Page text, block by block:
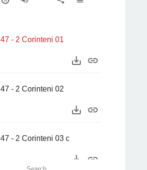
47 - 2 Corinteni 01
save_alt link
47 - 2 Corinteni 02
save_alt link
47 - 2 Corinteni 03 c
save_alt link